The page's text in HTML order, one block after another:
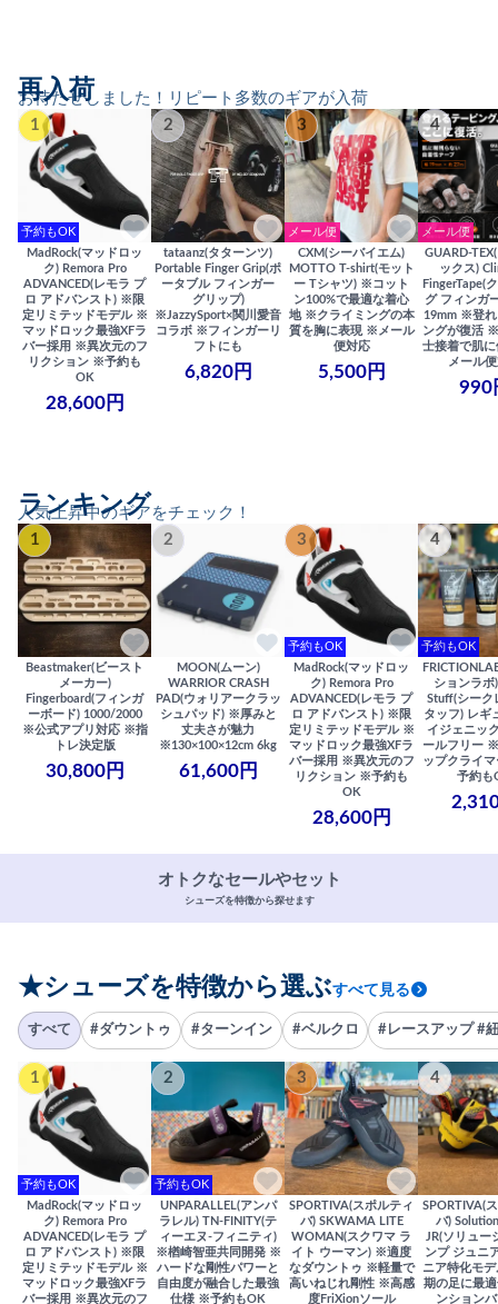
お待たせしました！リピート多数のギアが入荷
再入荷
1
予約もOK
MadRock(マッドロッ
ク) Remora Pro
ADVANCED(レモラ プ
ロ アドバンスト) ※限
定リミテッドモデル ※
マッドロック最強XFラ
バー採用 ※異次元のフ
リクション ※予約も
OK
28,600円
2
tataanz(タターンツ)
Portable Finger Grip(ポ
ータブル フィンガー
グリップ)
※JazzySport×関川愛音
コラボ ※フィンガーリ
フトにも
6,820円
3
メール便
CXM(シーバイエム)
MOTTO T-shirt(モット
ー Tシャツ) ※コット
ン100%で最適な着心
地 ※クライミングの本
質を胸に表現 ※メール
便対応
5,500円
4
メール便
GUARD-
ックス)
FingerTape(
グ フィンガ
19mm ※登れ
ングが復活
士接着で肌
メール
990
人気上昇中のギアをチェック！
ランキング
1
Beastmaker(ビースト
メーカー)
Fingerboard(フィンガ
ーボード) 1000/2000
※公式アプリ対応 ※指
トレ決定版
30,800円
2
MOON(ムーン)
WARRIOR CRASH
PAD(ウォリアークラッ
シュパッド) ※厚みと
丈夫さが魅力
※130×100×12cm 6kg
61,600円
3
予約もOK
MadRock(マッドロッ
ク) Remora Pro
ADVANCED(レモラ プ
ロ アドバンスト) ※限
定リミテッドモデル ※
マッドロック最強XFラ
バー採用 ※異次元のフ
リクション ※予約も
OK
28,600円
4
予約もOK
ションラボ
Stuff(シーク
タッフ) レギ
イジェニッ
ールフリー
ップクライ
予約も
オトクなセールやセット
シューズを特徴から探せます
★シューズを特徴から選ぶすべて見る
すべて #ダウントゥ #ターンイン #ベルクロ #レースアップ #
1
予約もOK
MadRock(マッドロッ
ク) Remora Pro
ADVANCED(レモラ プ
ロ アドバンスト) ※限
定リミテッドモデル ※
マッドロック最強XFラ
バー採用 ※異次元のフ
2
予約もOK
UNPARALLEL(アンパ
ラレル) TN-FINITY(テ
ィーエヌ-フィニティ)
※楢崎智亜共同開発 ※
ハードな剛性パワーと
自由度が融合した最強
仕様 ※予約もOK
3
SPORTIVA(スポルティ
バ) SKWAMA LITE
WOMAN(スクワマ ラ
イト ウーマン) ※適度
なダウントゥ ※軽量で
高いねじれ剛性 ※高感
度FriXionソール
4
SPORTIVA(
バ)
JR(ソリュー
ンプ ジュニ
ニア特化モ
期の足に最
ンション